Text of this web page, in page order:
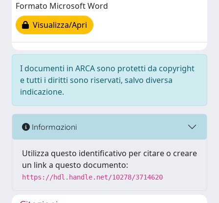
Formato Microsoft Word
Visualizza/Apri
I documenti in ARCA sono protetti da copyright
e tutti i diritti sono riservati, salvo diversa
indicazione.
Informazioni
Utilizza questo identificativo per citare o creare
un link a questo documento:
https://hdl.handle.net/10278/3714620